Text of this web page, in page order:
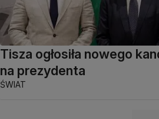
Tisza ogłosiła nowego
na prezydenta
ŚWIAT